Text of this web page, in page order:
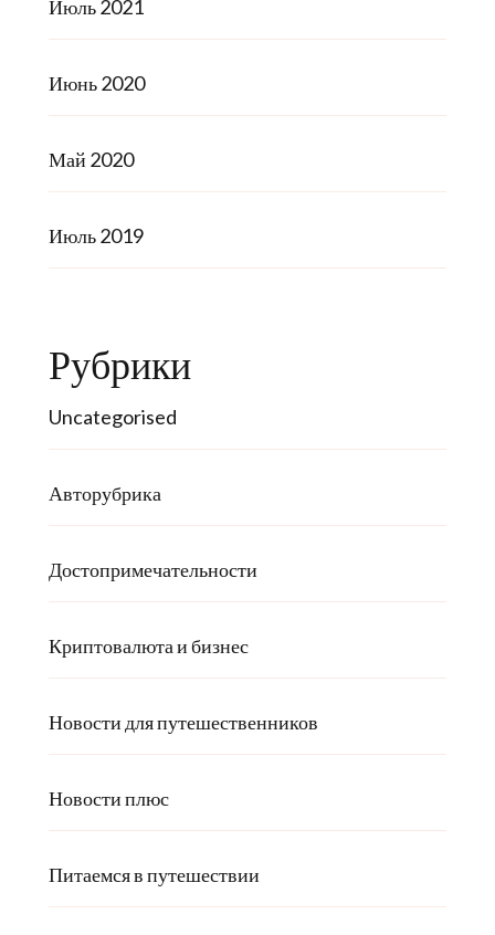
Июль 2021
Июнь 2020
Май 2020
Июль 2019
Рубрики
Uncategorised
Авторубрика
Достопримечательности
Криптовалюта и бизнес
Новости для путешественников
Новости плюс
Питаемся в путешествии